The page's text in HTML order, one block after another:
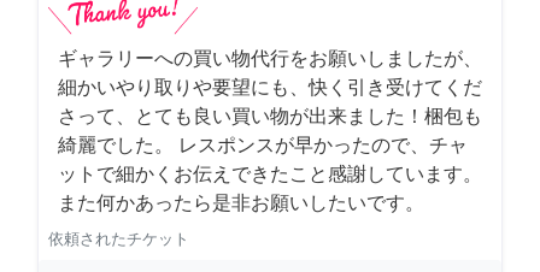
ギャラリーへの買い物代行をお願いしましたが、
細かいやり取りや要望にも、快く引き受けてくだ
さって、とても良い買い物が出来ました！梱包も
綺麗でした。 レスポンスが早かったので、チャ
ットで細かくお伝えできたこと感謝しています。
また何かあったら是非お願いしたいです。
依頼されたチケット